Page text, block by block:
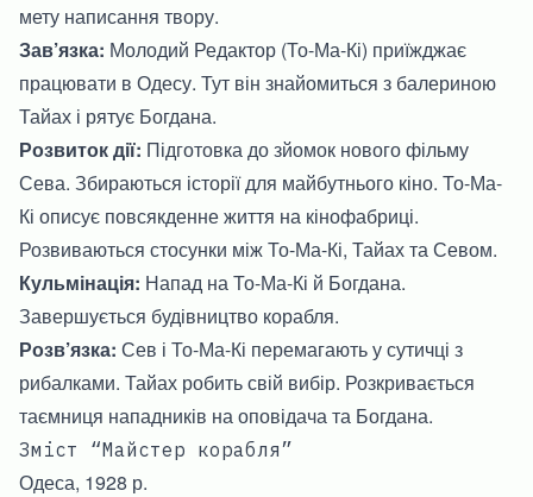
мету написання твору.
Зав’язка: Молодий Редактор (То-Ма-Кі) приїжджає
працювати в Одесу. Тут він знайомиться з балериною
Тайах і рятує Богдана.
Розвиток дії: Підготовка до зйомок нового фільму
Сева. Збираються історії для майбутнього кіно. То-Ма-
Кі описує повсякденне життя на кінофабриці.
Розвиваються стосунки між То-Ма-Кі, Тайах та Севом.
Кульмінація: Напад на То-Ма-Кі й Богдана.
Завершується будівництво корабля.
Розв’язка: Сев і То-Ма-Кі перемагають у сутичці з
рибалками. Тайах робить свій вибір. Розкривається
таємниця нападників на оповідача та Богдана.
Зміст “Майстер корабля”
Одеса, 1928 р.